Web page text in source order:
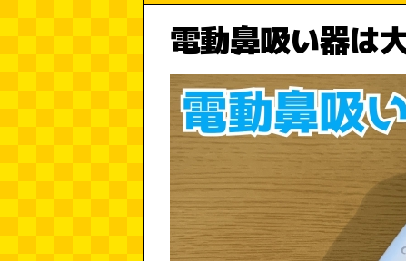
電動鼻吸い器は